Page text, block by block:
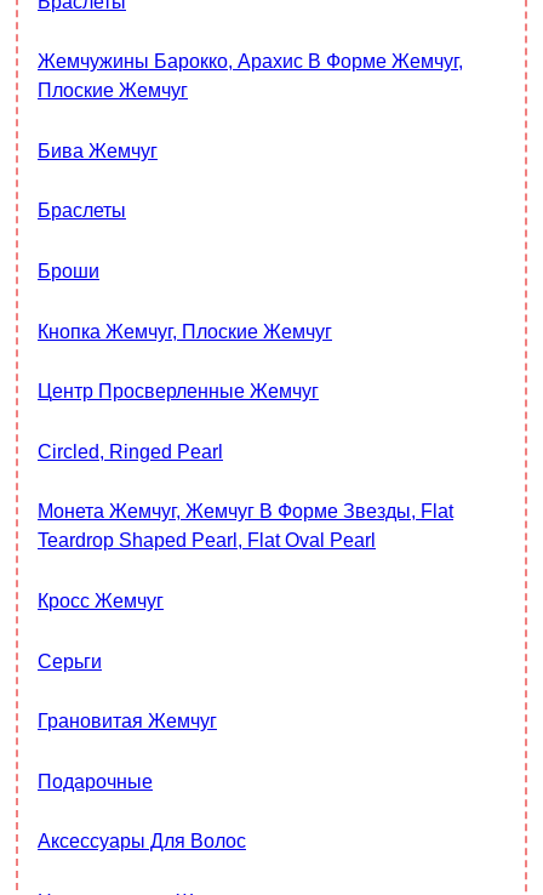
Жемчужины Барокко, Арахис В Форме Жемчуг,
Плоские Жемчуг
Бива Жемчуг
Браслеты
Броши
Кнопка Жемчуг, Плоские Жемчуг
Центр Просверленные Жемчуг
Circled, Ringed Pearl
Монета Жемчуг, Жемчуг В Форме Звезды, Flat
Teardrop Shaped Pearl, Flat Oval Pearl
Кросс Жемчуг
Серьги
Грановитая Жемчуг
Подарочные
Аксессуары Для Волос